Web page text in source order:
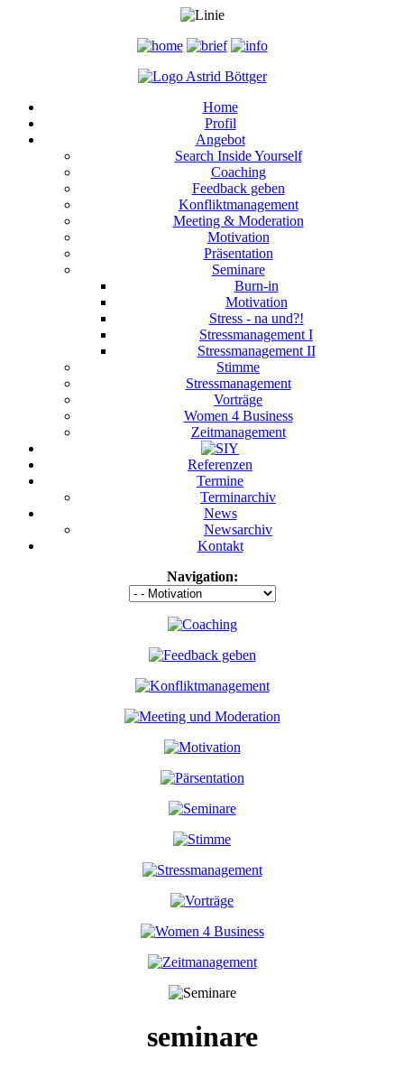
Home
Profil
Angebot
Search Inside Yourself
Coaching
Feedback geben
Konfliktmanagement
Meeting & Moderation
Motivation
Präsentation
Seminare
Burn-in
Motivation
Stress - na und?!
Stressmanagement I
Stressmanagement II
Stimme
Stressmanagement
Vorträge
Women 4 Business
Zeitmanagement
Referenzen
Termine
Terminarchiv
News
Newsarchiv
Kontakt
Navigation:
seminare